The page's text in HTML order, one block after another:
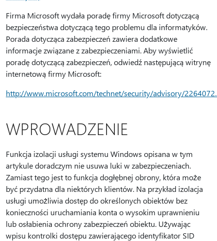
Firma Microsoft wydała poradę firmy Microsoft dotyczącą
bezpieczeństwa dotyczącą tego problemu dla informatyków.
Porada dotycząca zabezpieczeń zawiera dodatkowe
informacje związane z zabezpieczeniami. Aby wyświetlić
poradę dotyczącą zabezpieczeń, odwiedź następującą witrynę
internetową firmy Microsoft:
http://www.microsoft.com/technet/security/advisory/
WPROWADZENIE
Funkcja izolacji usługi systemu Windows opisana w tym
artykule doradczym nie usuwa luki w zabezpieczeniach.
Zamiast tego jest to funkcja dogłębnej obrony, która może
być przydatna dla niektórych klientów. Na przykład izolacja
usługi umożliwia dostęp do określonych obiektów bez
konieczności uruchamiania konta o wysokim uprawnieniu
lub osłabienia ochrony zabezpieczeń obiektu. Używając
wpisu kontrolki dostępu zawierającego identyfikator SID